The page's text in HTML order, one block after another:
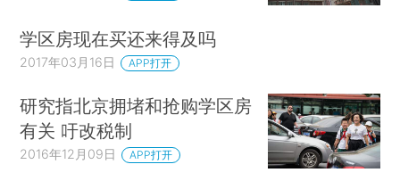
学区房现在买还来得及吗
2017年03月16日 APP打开
研究指北京拥堵和抢购学区房
有关 吁改税制
2016年12月09日 APP打开